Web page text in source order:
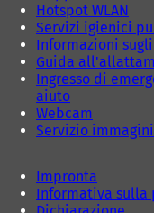
Hotspot WLAN
Servizi igienici
Informazioni
Guida
Ingresso di
aiuto
Webcam
Servizio immagini
Impronta
Informativa sulla